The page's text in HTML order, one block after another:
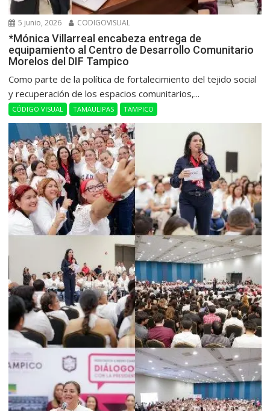
5 junio, 2026 CODIGOVISUAL
*Mónica Villarreal encabeza entrega de
equipamiento al Centro de Desarrollo Comunitario
Morelos del DIF Tampico
Como parte de la política de fortalecimiento del tejido social
y recuperación de los espacios comunitarios,...
CÓDIGO VISUAL TAMAULIPAS TAMPICO